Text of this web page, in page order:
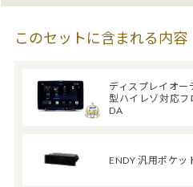
このセットに含まれる内容
ディスプレイオー
型ハイレゾ対応フ
DA
ENDY 汎用ポケッ